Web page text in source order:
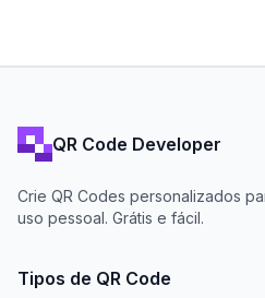
QR Code Developer
Crie QR Codes personalizados
uso pessoal. Grátis e fácil.
Tipos de QR Code